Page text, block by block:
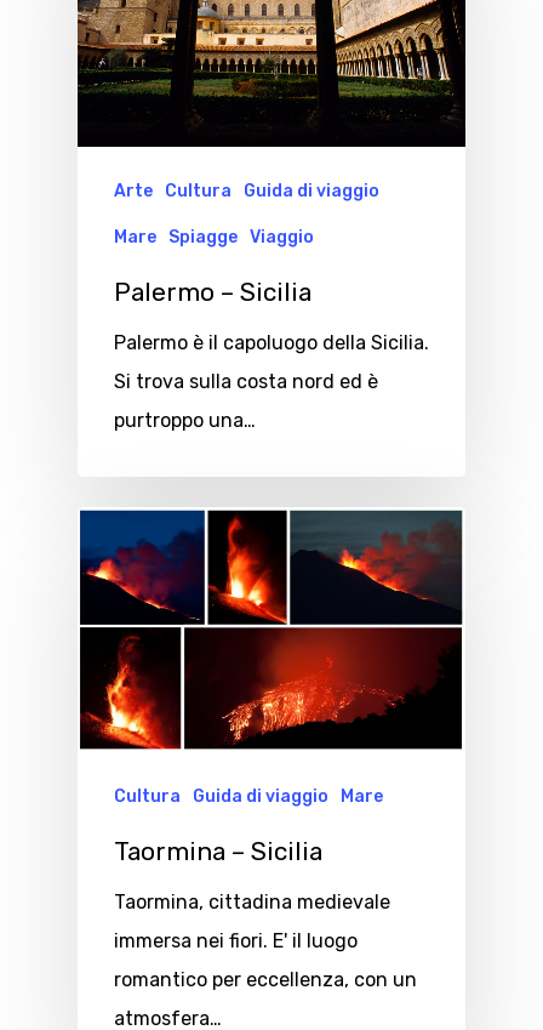
Arte Cultura Guida di viaggio
Mare Spiagge Viaggio
Palermo – Sicilia
Palermo è il capoluogo della Sicilia.
Si trova sulla costa nord ed è
purtroppo una…
Cultura Guida di viaggio Mare
Taormina – Sicilia
Taormina, cittadina medievale
immersa nei fiori. E' il luogo
romantico per eccellenza, con un
atmosfera…